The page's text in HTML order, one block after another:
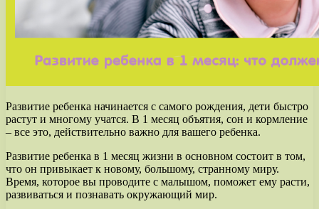
Развитие ребенка начинается с самого рождения, дети быстро
растут и многому учатся. В 1 месяц объятия, сон и кормление
– все это, действительно важно для вашего ребенка.
Развитие ребенка в 1 месяц жизни в основном состоит в том,
что он привыкает к новому, большому, странному миру.
Время, которое вы проводите с малышом, поможет ему расти,
развиваться и познавать окружающий мир.